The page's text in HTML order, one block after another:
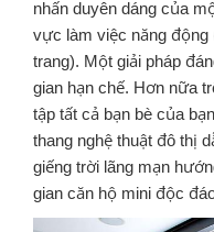
nhấn duyên dáng của
vực làm việc năng
trang). Một giải pháp
gian hạn chế. Hơn nữa
tập tất cả bạn bè của
thang nghệ thuật đô thị
giếng trời lãng mạn
gian căn hộ mini độc